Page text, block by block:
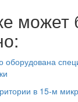
может
оборудована
в 15‑м